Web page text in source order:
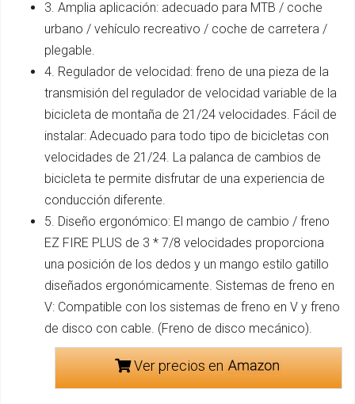
3. Amplia aplicación: adecuado para MTB / coche
urbano / vehículo recreativo / coche de carretera /
plegable.
4. Regulador de velocidad: freno de una pieza de la
transmisión del regulador de velocidad variable de la
bicicleta de montaña de 21/24 velocidades. Fácil de
instalar: Adecuado para todo tipo de bicicletas con
velocidades de 21/24. La palanca de cambios de
bicicleta te permite disfrutar de una experiencia de
conducción diferente.
5. Diseño ergonómico: El mango de cambio / freno
EZ FIRE PLUS de 3 * 7/8 velocidades proporciona
una posición de los dedos y un mango estilo gatillo
diseñados ergonómicamente. Sistemas de freno en
V: Compatible con los sistemas de freno en V y freno
de disco con cable. (Freno de disco mecánico).
Ver precios en